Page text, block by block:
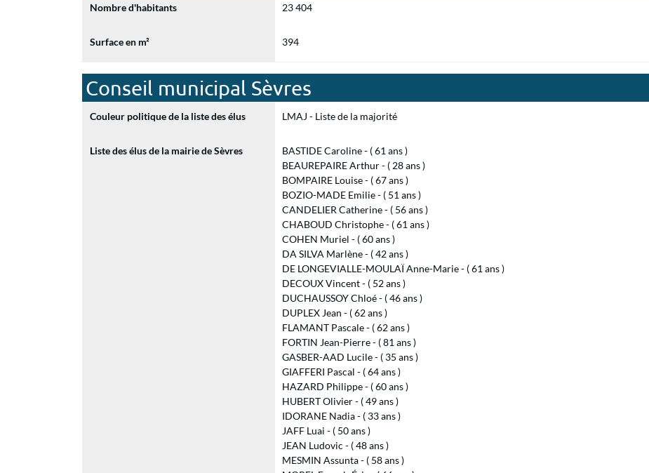
Nombre d'habitants 23 404
Surface en m² 394
Conseil municipal Sèvres
Couleur politique de la liste des élus LMAJ - Liste de la majorité
Liste des élus de la mairie de Sèvres
BASTIDE Caroline - ( 61 ans )
BEAUREPAIRE Arthur - ( 28 ans )
BOMPAIRE Louise - ( 67 ans )
BOZIO-MADE Emilie - ( 51 ans )
CANDELIER Catherine - ( 56 ans )
CHABOUD Christophe - ( 61 ans )
COHEN Muriel - ( 60 ans )
DA SILVA Marlène - ( 42 ans )
DE LONGEVIALLE-MOULAÏ Anne-Marie - ( 61 ans )
DECOUX Vincent - ( 52 ans )
DUCHAUSSOY Chloé - ( 46 ans )
DUPLEX Jean - ( 62 ans )
FLAMANT Pascale - ( 62 ans )
FORTIN Jean-Pierre - ( 81 ans )
GASBER-AAD Lucile - ( 35 ans )
GIAFFERI Pascal - ( 64 ans )
HAZARD Philippe - ( 60 ans )
HUBERT Olivier - ( 49 ans )
IDORANE Nadia - ( 33 ans )
JAFF Luai - ( 50 ans )
JEAN Ludovic - ( 48 ans )
MESMIN Assunta - ( 58 ans )